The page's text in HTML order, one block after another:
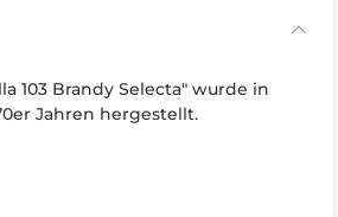
103 Brandy Selecta" wurde in
Jahren hergestellt.